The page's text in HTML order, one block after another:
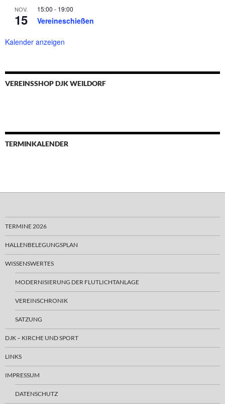
NOV.
15
15:00 - 19:00
Vereineschießen
Kalender anzeigen
VEREINSSHOP DJK WEILDORF
TERMINKALENDER
TERMINE 2026
HALLENBELEGUNGSPLAN
WISSENSWERTES
MODERNISIERUNG DER FLUTLICHTANLAGE
VEREINSCHRONIK
SATZUNG
DJK – KIRCHE UND SPORT
LINKS
IMPRESSUM
DATENSCHUTZ